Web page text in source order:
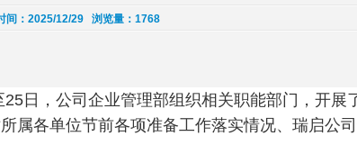
间： 2025/12/29 浏览量： 1768
25日，公司企业管理部组织相关职能部门，开展
属各单位节前各项准备工作落实情况、瑞启公